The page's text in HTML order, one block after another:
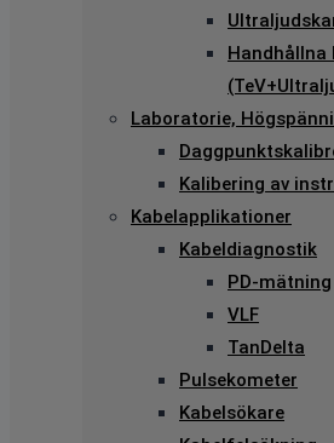
Handhållna
Laboratorie,
Kalibering av
Kabelapplikationer
Kabeldiagnostik
PD-mätning
VLF
TanDelta
Pulsekometer
Kabelsökare